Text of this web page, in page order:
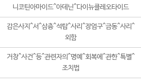
니코틴아마이드^아데닌^다이뉴클레오타이드
감은사지^서^삼층^석탑^사리^장엄구^금동^사리^
외함
거창^사건^등^관련자의^명예^회복에^관한^특별^
조치법